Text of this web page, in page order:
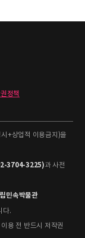
정책
+상업적 이용금지)을
3704-3225)과 사전
민속박물관
다.
용 전 반드시 저작권